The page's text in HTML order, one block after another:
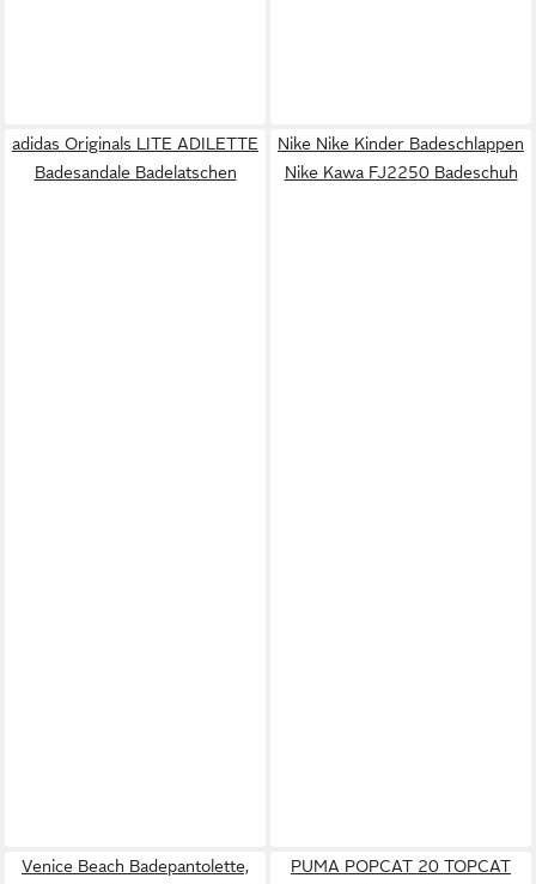
adidas Originals LITE ADILETTE
Badesandale Badelatschen
Nike Nike Kinder Badeschlappen
Nike Kawa FJ2250 Badeschuh
Venice Beach Badepantolette,
PUMA POPCAT 20 TOPCAT